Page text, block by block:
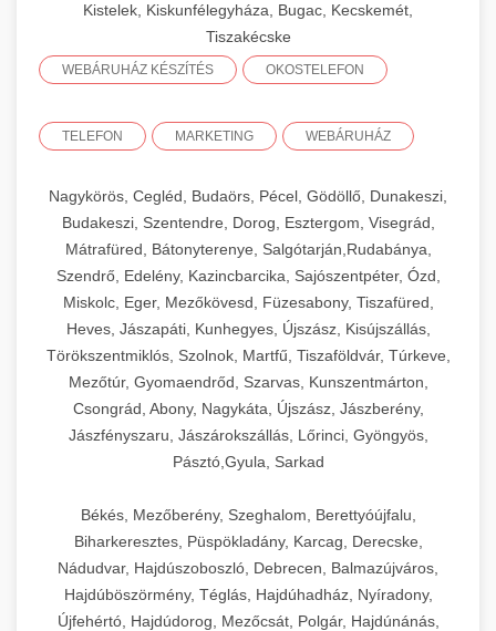
Kistelek, Kiskunfélegyháza, Bugac, Kecskemét,
Tiszakécske
WEBÁRUHÁZ KÉSZÍTÉS OKOSTELEFON
TELEFON MARKETING WEBÁRUHÁZ
Nagykörös, Cegléd, Budaörs, Pécel, Gödöllő, Dunakeszi,
Budakeszi, Szentendre, Dorog, Esztergom, Visegrád,
Mátrafüred, Bátonyterenye, Salgótarján,Rudabánya,
Szendrő, Edelény, Kazincbarcika, Sajószentpéter, Ózd,
Miskolc, Eger, Mezőkövesd, Füzesabony, Tiszafüred,
Heves, Jászapáti, Kunhegyes, Újszász, Kisújszállás,
Törökszentmiklós, Szolnok, Martfű, Tiszaföldvár, Túrkeve,
Mezőtúr, Gyomaendrőd, Szarvas, Kunszentmárton,
Csongrád, Abony, Nagykáta, Újszász, Jászberény,
Jászfényszaru, Jászárokszállás, Lőrinci, Gyöngyös,
Pásztó,Gyula, Sarkad
Békés, Mezőberény, Szeghalom, Berettyóújfalu,
Biharkeresztes, Püspökladány, Karcag, Derecske,
Nádudvar, Hajdúszoboszló, Debrecen, Balmazújváros,
Hajdúböszörmény, Téglás, Hajdúhadház, Nyíradony,
Újfehértó, Hajdúdorog, Mezőcsát, Polgár, Hajdúnánás,